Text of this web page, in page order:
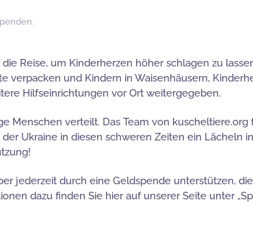
.
Reise, um Kinderherzen höher schlagen zu
verpacken und Kindern in Waisenhäusern,
Hilfseinrichtungen vor Ort weitergegeben.
Menschen verteilt. Das Team von
Ukraine in diesen schweren Zeiten ein Lächeln
jederzeit durch eine Geldspende unterstützen,
dazu finden Sie hier auf unserer Seite unter